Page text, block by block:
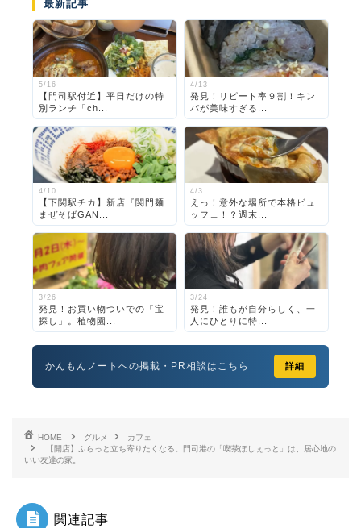
最新記事
5/16
【門司駅付近】平日だけの特
別ランチ「ch...
4/13
発見！リピート率９割！キン
パが美味すぎる...
4/10
【下関駅チカ】新店『関門麺
まぜそばGAN...
4/3
えっ！意外な場所で本格ビュ
ッフェ！？週末...
3/26
発見！お買い物ついでの「宝
探し」。植物園...
3/24
発見！誰もが自分らしく、一
人にひとりに特...
かんもんノートへの掲載・PR相談はこちら 詳細
HOME グルメ
カフェ
【開店】ふらっと立ち寄りたくなる。門司港の「喫茶ぽしぇっと」は、居心地の
いい友達の家。
関連記事